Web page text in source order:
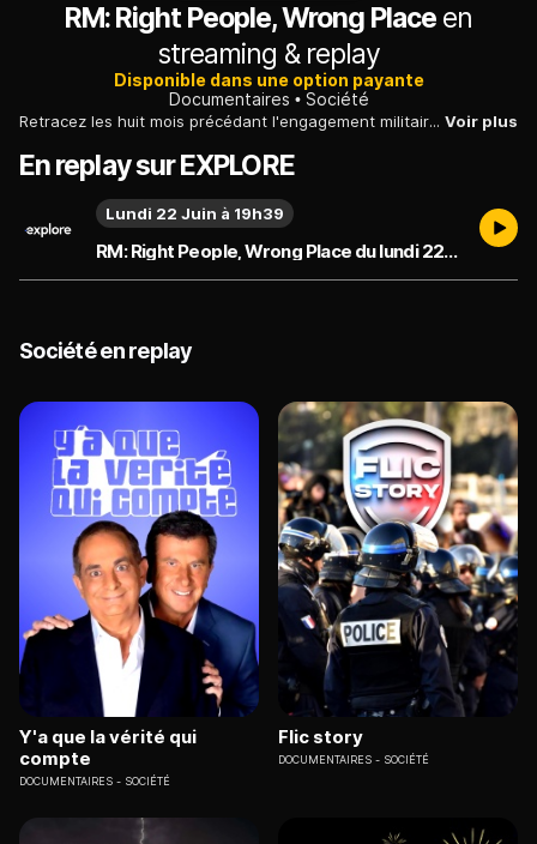
RM: Right People, Wrong Place en
streaming & replay
Disponible dans une option payante
Documentaires
Société
Retracez les huit mois précédant l'engagement militaire de RM, leader de BTS, et la création de son second album solo. Le documentaire explore intimement la dualité entre Kim Namjoon et RM, entre sentiment d'appartenance et d'inadéquation, dans une quête sincère et profonde d'authenticité et d'introspection. Voir plus
En replay sur EXPLORE
RM: Right People, Wrong Place du lundi 22 juin
Lundi 22 Juin à 19h39
Société en replay
Y'a que la vérité qui
compte
DOCUMENTAIRES SOCIÉTÉ
Flic story
DOCUMENTAIRES SOCIÉTÉ